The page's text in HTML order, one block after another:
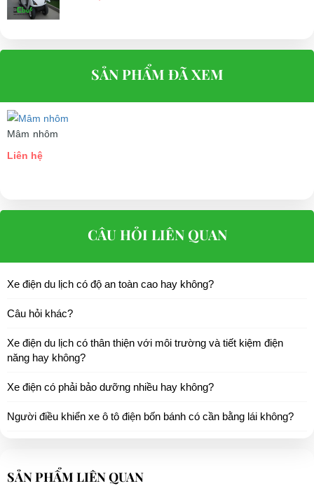
SẢN PHẨM ĐÃ XEM
Mâm nhôm
Liên hệ
CÂU HỎI LIÊN QUAN
Xe điện du lịch có độ an toàn cao hay không?
Câu hỏi khác?
Xe điện du lịch có thân thiện với môi trường và tiết kiệm điện
năng hay không?
Xe điện có phải bảo dưỡng nhiều hay không?
Người điều khiển xe ô tô điện bốn bánh có cần bằng lái không?
SẢN PHẨM LIÊN QUAN